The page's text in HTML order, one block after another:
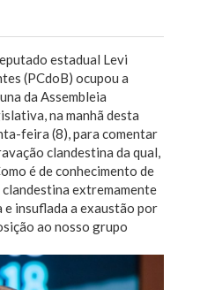
estadual Levi
(PCdoB) ocupou a
da Assembleia
na manhã desta
feira (8), para comentar
clandestina da qual,
é de conhecimento de
extremamente
insuflada a exaustão por
ao nosso grupo